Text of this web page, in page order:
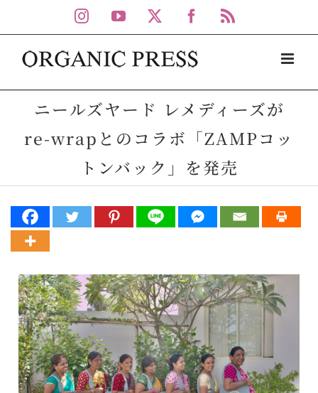
to
content
Instagram
YouTube Facebook
ニールズヤード レメディーズが
re-wrapとのコラボ「ZAMPコッ
トンバック」を発売